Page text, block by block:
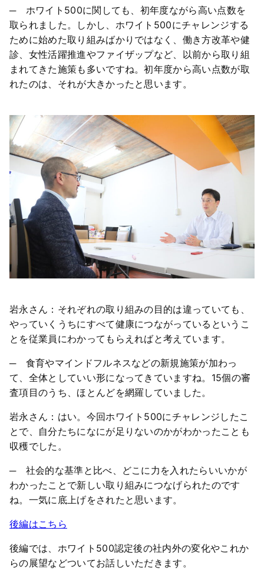
─ ホワイト500に関しても、初年度ながら高い点数を
取られました。しかし、ホワイト500にチャレンジする
ために始めた取り組みばかりではなく、働き方改革や健
診、女性活躍推進やファイザップなど、以前から取り組
まれてきた施策も多いですね。初年度から高い点数が取
れたのは、それが大きかったと思います。
岩永さん：それぞれの取り組みの目的は違っていても、
やっていくうちにすべて健康につながっているというこ
とを従業員にわかってもらえればと考えています。
─ 食育やマインドフルネスなどの新規施策が加わっ
て、全体としていい形になってきていますね。15個の審
査項目のうち、ほとんどを網羅していました。
岩永さん：はい。今回ホワイト500にチャレンジしたこ
とで、自分たちになにが足りないのかがわかったことも
収穫でした。
─ 社会的な基準と比べ、どこに力を入れたらいいかが
わかったことで新しい取り組みにつなげられたのです
ね。一気に底上げをされたと思います。
後編はこちら
後編では、ホワイト500認定後の社内外の変化やこれか
らの展望などついてお話しいただきます。